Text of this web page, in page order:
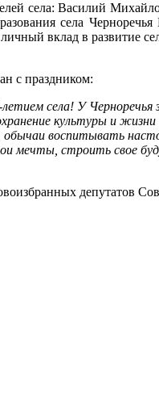
села: Василий
села
вклад в развитие
с праздником:
села! У Черноречья
культуры и
воспитывать
мечты, строить свое
депутатов